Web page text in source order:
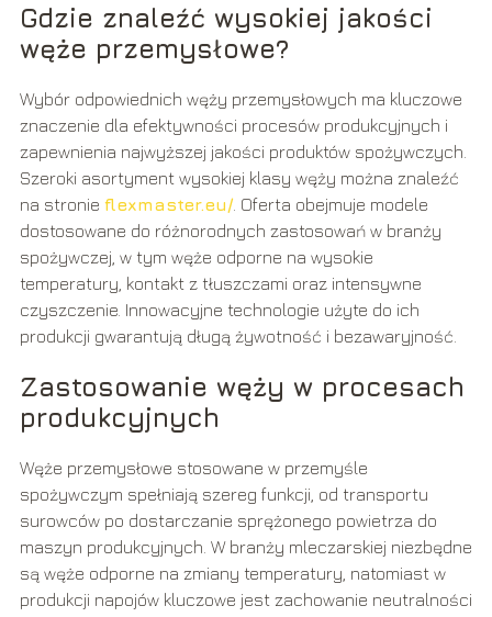
Gdzie znaleźć wysokiej jakości
węże przemysłowe?
Wybór odpowiednich węży przemysłowych ma kluczowe
znaczenie dla efektywności procesów produkcyjnych i
zapewnienia najwyższej jakości produktów spożywczych.
Szeroki asortyment wysokiej klasy węży można znaleźć
na stronie flexmaster.eu/. Oferta obejmuje modele
dostosowane do różnorodnych zastosowań w branży
spożywczej, w tym węże odporne na wysokie
temperatury, kontakt z tłuszczami oraz intensywne
czyszczenie. Innowacyjne technologie użyte do ich
produkcji gwarantują długą żywotność i bezawaryjność.
Zastosowanie węży w procesach
produkcyjnych
Węże przemysłowe stosowane w przemyśle
spożywczym spełniają szereg funkcji, od transportu
surowców po dostarczanie sprężonego powietrza do
maszyn produkcyjnych. W branży mleczarskiej niezbędne
są węże odporne na zmiany temperatury, natomiast w
produkcji napojów kluczowe jest zachowanie neutralności